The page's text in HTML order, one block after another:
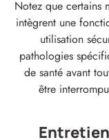
Notez que certains
intègrent une
utilisation
pathologies
de santé avant
être